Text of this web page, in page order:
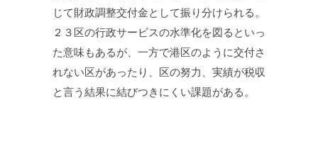
じて財政調整交付金として振り分けられる。
２３区の行政サービスの水準化を図るといっ
た意味もあるが、一方で港区のように交付さ
れない区があったり、区の努力、実績が税収
と言う結果に結びつきにくい課題がある。